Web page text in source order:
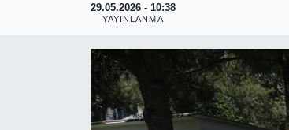
29.05.2026 - 10:38
YAYINLANMA
ASAYİŞ
RESMİ REKLAM
Haber Arşivi